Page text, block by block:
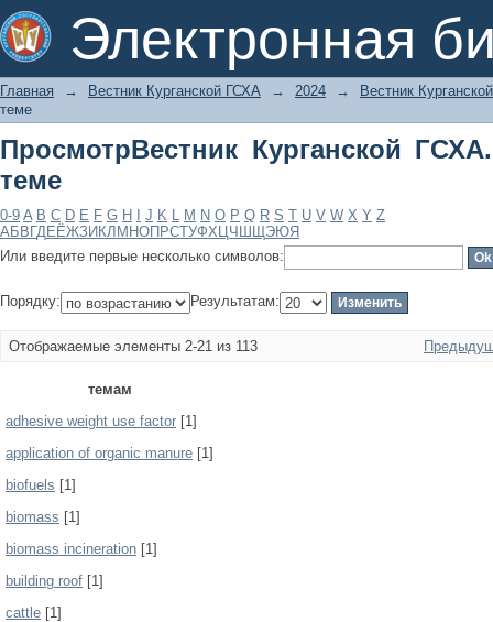
Электронная
ПросмотрВестник Курганской
Главная → Вестник Курганской ГСХА → 2024 →
Вестник
теме
ПросмотрВестник Курганской
теме
0-9 A B C D E F G H J K L M N O P Q R S T U V W X Y Z
АБ В ГДЕ ЁЖЗИ КЛ М НОП РСТУФХ ЦЧ Ш ЩЭЮЯ
Или введите первые несколько символов:
Порядку: Результатам:
Отображаемые элементы 2-21 из 113
темам
adhesive weight use factor [1]
application of organic manure [1]
biofuels [1]
biomass [1]
biomass incineration [1]
building roof [1]
cattle [1]